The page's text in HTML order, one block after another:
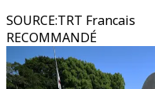
SOURCE:TRT Francais
RECOMMANDÉ